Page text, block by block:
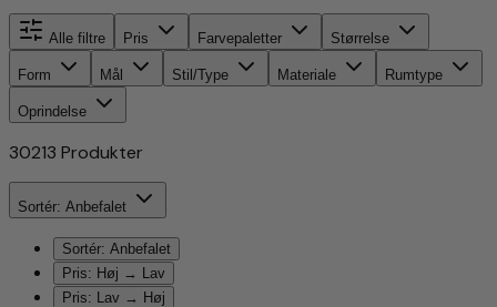
Alle filtre Pris Farvepaletter Størrelse
Form Mål Stil/Type Materiale Rumtype
Oprindelse
30213 Produkter
Sortér: Anbefalet
Sortér: Anbefalet
Pris: Høj → Lav
Pris: Lav → Høj